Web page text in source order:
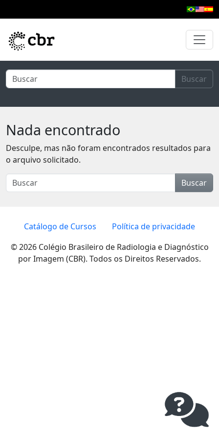
Buscar
Nada encontrado
Desculpe, mas não foram encontrados resultados para
o arquivo solicitado.
Buscar
Catálogo de Cursos
Política de privacidade
© 2026 Colégio Brasileiro de Radiologia e Diagnóstico
por Imagem (CBR). Todos os Direitos Reservados.